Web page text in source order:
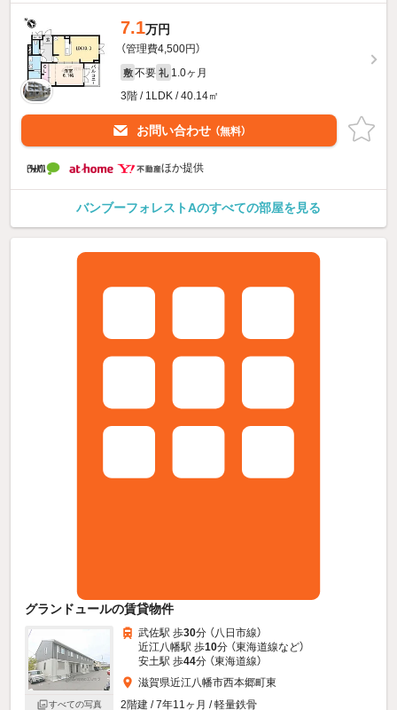
7.1万円
（管理費4,500円）
敷 不要 礼 1.0ヶ月
3階 / 1LDK / 40.14㎡
お問い合わせ （無料）
ほか提供
バンブーフォレストAのすべての部屋を見る
グランドュールの賃貸物件
すべての写真
武佐駅 歩30分 （八日市線）
近江八幡駅 歩10分 （東海道線など）
安土駅 歩44分 （東海道線）
滋賀県近江八幡市西本郷町東
2階建 / 7年11ヶ月 / 軽量鉄骨